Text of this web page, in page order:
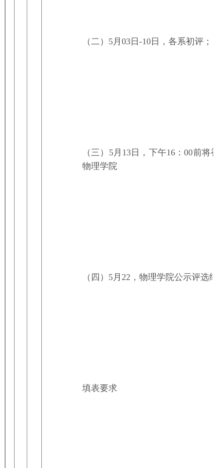
（二） 5月03日-10日，各系初评；
（三） 5月13日，下午16：00前将
物理学院
（四） 5月22，物理学院公示评选
填表要求